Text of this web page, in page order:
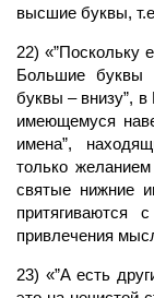
высшие буквы,
22) «”Поскольку
Большие буквы
буквы – внизу”, в
имеющемуся
имена”,
только
святые нижние
притягиваются
привлечения
23) «”А есть